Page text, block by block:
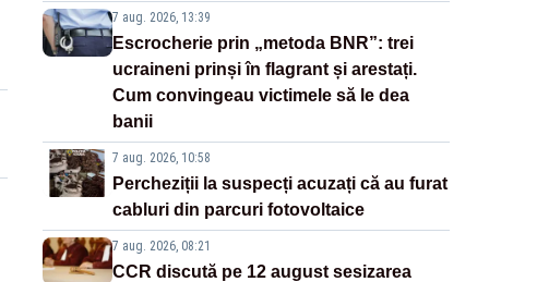
7 aug. 2026, 13:39
Escrocherie prin „metoda BNR”: trei
ucraineni prinși în flagrant și arestați.
Cum convingeau victimele să le dea
banii
7 aug. 2026, 10:58
Percheziții la suspecți acuzați că au furat
cabluri din parcuri fotovoltaice
7 aug. 2026, 08:21
CCR discută pe 12 august sesizarea